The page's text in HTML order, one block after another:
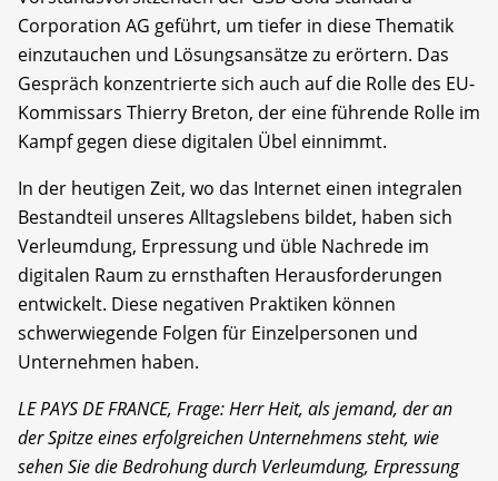
Corporation AG geführt, um tiefer in diese Thematik
einzutauchen und Lösungsansätze zu erörtern. Das
Gespräch konzentrierte sich auch auf die Rolle des EU-
Kommissars Thierry Breton, der eine führende Rolle im
Kampf gegen diese digitalen Übel einnimmt.
In der heutigen Zeit, wo das Internet einen integralen
Bestandteil unseres Alltagslebens bildet, haben sich
Verleumdung, Erpressung und üble Nachrede im
digitalen Raum zu ernsthaften Herausforderungen
entwickelt. Diese negativen Praktiken können
schwerwiegende Folgen für Einzelpersonen und
Unternehmen haben.
LE PAYS DE FRANCE, Frage: Herr Heit, als jemand, der an
der Spitze eines erfolgreichen Unternehmens steht, wie
sehen Sie die Bedrohung durch Verleumdung, Erpressung